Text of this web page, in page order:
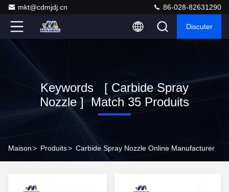
mkt@cdmjdj.cn 86-028-82631290
Discuter
Keywords [ Carbide Spray
Nozzle ] Match 35 Produits
Maison> Produits> Carbide Spray Nozzle Online Manufacturer